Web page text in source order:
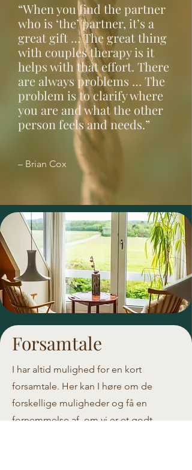
“When you find the partner
who is ‘the’ partner, it’s a
great gift … The great thing
with couples therapy is it
helps with that effort. There
are always problems … The
problem is to clarify where
you are and what the other
person feels and needs.”
– Brian Cox
Forsamtale
I har altid mulighed for en kort
forsamtale. Her kan I høre om de
forskellige muligheder og få en
fornemmelse af, om vi er et godt